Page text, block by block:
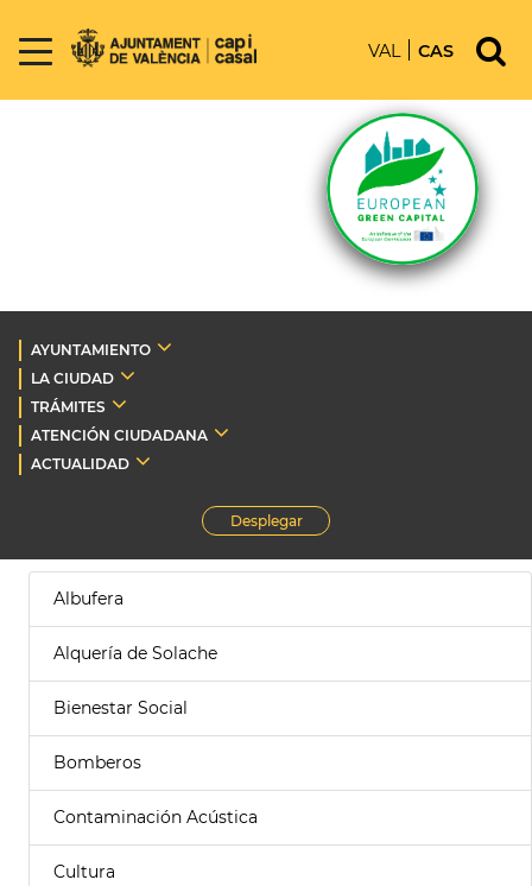
VAL CAS
AYUNTAMIENTO
LA CIUDAD
TRÁMITES
ATENCIÓN CIUDADANA
ACTUALIDAD
Desplegar
Albufera
Alquería de Solache
Bienestar Social
Bomberos
Contaminación Acústica
Cultura